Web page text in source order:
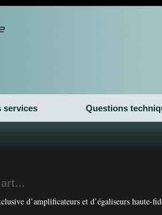
services Questions
art…
d’amplificateurs et d’égaliseurs